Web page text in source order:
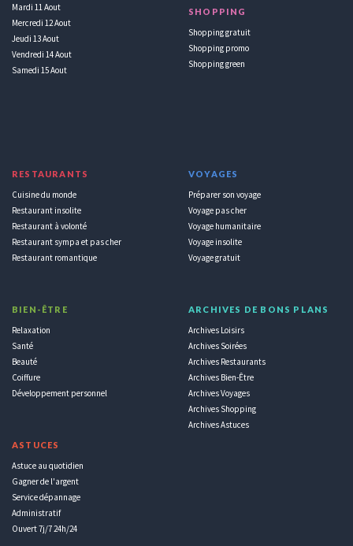
Mardi 11 Aout
Mercredi 12 Aout
Jeudi 13 Aout
Vendredi 14 Aout
Samedi 15 Aout
SHOPPING
Shopping gratuit
Shopping promo
Shopping green
RESTAURANTS
Cuisine du monde
Restaurant insolite
Restaurant à volonté
Restaurant sympa et pas cher
Restaurant romantique
BIEN-ÊTRE
Relaxation
Santé
Beauté
Coiffure
Développement personnel
ASTUCES
Astuce au quotidien
Gagner de l'argent
Service dépannage
Administratif
Ouvert 7j/7 24h/24
VOYAGES
Préparer son voyage
Voyage pas cher
Voyage humanitaire
Voyage insolite
Voyage gratuit
ARCHIVES DE BONS PLANS
Archives Loisirs
Archives Soirées
Archives Restaurants
Archives Bien-Être
Archives Voyages
Archives Shopping
Archives Astuces